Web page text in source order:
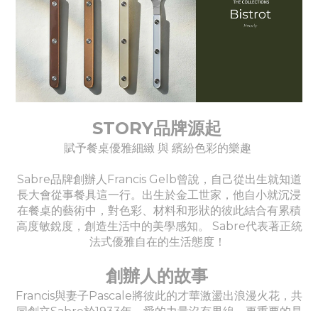
STORY品牌源起
賦予餐桌優雅細緻 與 繽紛色彩的樂趣
Sabre品牌創辦人Francis Gelb曾說，自己從出生就知道
長大會從事餐具這一行。出生於金工世家，他自小就沉浸
在餐桌的藝術中，對色彩、材料和形狀的彼此結合有累積
高度敏銳度，創造生活中的美學感知。 Sabre代表著正統
法式優雅自在的生活態度！
創辦人的故事
Francis與妻子Pascale將彼此的才華激盪出浪漫火花，共